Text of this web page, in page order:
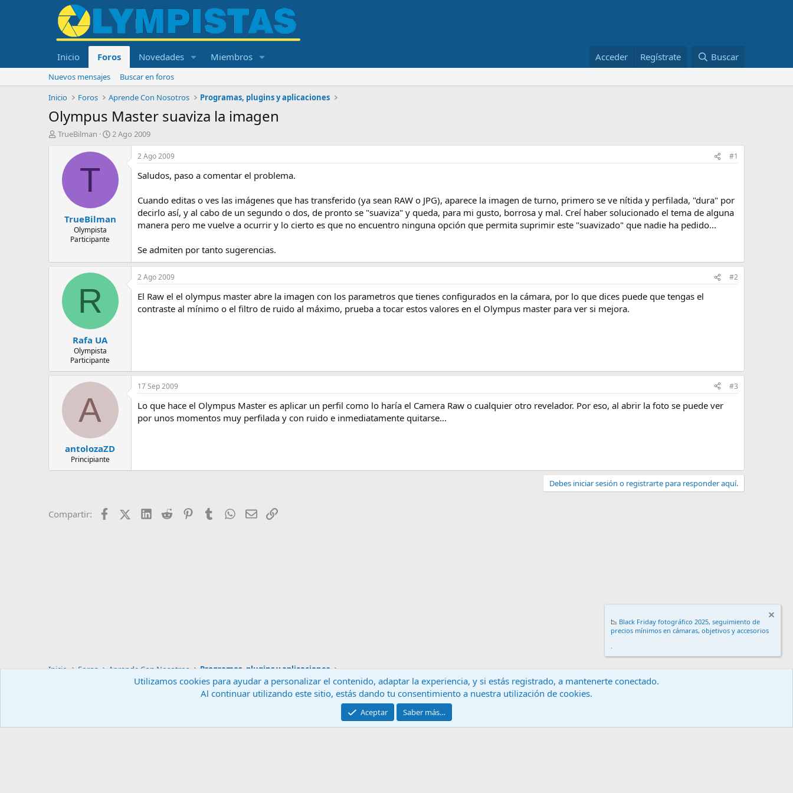
Inicio Foros Novedades Miembros Acceder Regístrate Buscar
Nuevos mensajes
Buscar en foros
Inicio
Foros Aprende Con Nosotros Programas, plugins y aplicaciones
Olympus Master suaviza la imagen
I
t
TrueBilman
F
h
e
n
o
2 Ago 2009
T
TrueBilman
Olympista
Participante
2 Ago 2009 #1
Saludos, paso a comentar el problema.
Cuando editas o ves las imágenes que has transferido (ya sean RAW o JPG), aparece la imagen de turno, primero se ve nítida y perfilada, "dura" por
decirlo así, y al cabo de un segundo o dos, de pronto se "suaviza" y queda, para mi gusto, borrosa y mal. Creí haber solucionado el tema de alguna
manera pero me vuelve a ocurrir y lo cierto es que no encuentro ninguna opción que permita suprimir este "suavizado" que nadie ha pedido...
Se admiten por tanto sugerencias.
R
Rafa UA
Olympista
Participante
2 Ago 2009 #2
El Raw el el olympus master abre la imagen con los parametros que tienes configurados en la cámara, por lo que dices puede que tengas el
contraste al mínimo o el filtro de ruido al máximo, prueba a tocar estos valores en el Olympus master para ver si mejora.
A
antolozaZD
Principiante
17 Sep 2009 #3
Lo que hace el Olympus Master es aplicar un perfil como lo haría el Camera Raw o cualquier otro revelador. Por eso, al abrir la foto se puede ver
por unos momentos muy perfilada y con ruido e inmediatamente quitarse...
Debes iniciar sesión o registrarte para responder aquí.
Compartir: FacebookX (Twitter)
LinkedIn
Reddit PinterestTumblrWhatsApp
EmailEnlace
Inicio Foros Aprende Con Nosotros Programas, plugins y aplicaciones
Contáctanos Términos y reglas
Community platform by XenForo® © 2010-2024 XenForo Ltd.
📉 Black Friday fotográfico 2025, seguimiento de
precios mínimos en cámaras, objetivos y accesorios
.
Utilizamos cookies para ayudar a personalizar el contenido, adaptar la experiencia, y si estás registrado, a mantenerte conectado.
Al continuar utilizando este sitio, estás dando tu consentimiento a nuestra utilización de cookies.
Aceptar Saber más…